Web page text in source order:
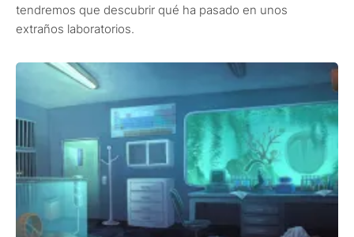
tendremos que descubrir qué ha pasado en unos
extraños laboratorios.